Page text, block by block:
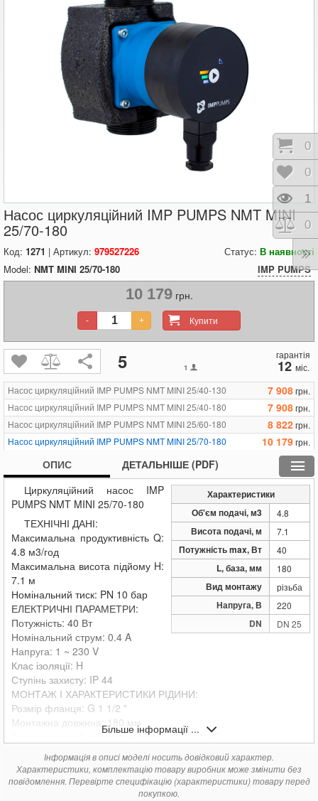
Насос циркуляційний IMP PUMPS NMT MINI
25/70-180
Код: 1271 | Артикул: 979527226 Статус: В наявності
Model: NMT MINI 25/70-180 IMP PUMPS
10 179грн.
Купити
- +
5 1
гарантія
12 міс.
Насос циркуляційний IMP PUMPS NMT MINI 25/40-130
7 908грн.
Насос циркуляційний IMP PUMPS NMT MINI 25/40-180
7 908грн.
Насос циркуляційний IMP PUMPS NMT MINI 25/60-180
8 822грн.
Насос циркуляційний IMP PUMPS NMT MINI 25/70-180
10 179грн.
Насос циркуляційний IMP PUMPS NMT MINI 25/80-180
16 677грн.
Насос циркуляційний IMP PUMPS NMT MINI 32/70-180
15 556грн.
Насос циркуляційний IMP PUMPS NMT MINI 32/80-180
12 726
Насос циркуляційний IMP PUMPS NMT MINI 32/100-180
21 680
ОПИС ДЕТАЛЬНІШЕ (PDF)
Характеристики
Об'єм подачі, м3
4.8
Висота подачі, м 7.1
Потужність max, Вт 40
L, база, мм 180
Вид монтажу різьба
Напруга, В 220
DN DN 25
Циркуляційний насос IMP
PUMPS NMT MINI 25/70-180
ТЕХНІЧНІ ДАНІ:
Максимальна продуктивність Q:
4.8 м3/год
Максимальна висота підйому H:
7.1 м
Номінальний тиск: PN 10 бар
ЕЛЕКТРИЧНІ ПАРАМЕТРИ:
Потужність: 40 Вт
Номінальний струм: 0.4 A
Напруга: 1 ~ 230 V
Клас ізоляції: H
Ступінь захисту: IP 44
МОНТАЖ І ХАРАКТЕРИСТИКИ РІДИНИ:
Розмір фланця: G 1 1/2 "
Монтажна довжина: 180 мм
Температурний діапазон рідини: -10 + 110 C
Діапазон робочої температури: 0 + 40 C
МАТЕРІАЛИ:
Робоче колесо: noryl (норіл)
Матеріал корпусу: сірий чавун
Більше інформації ...
Інформація в описі моделі носить довідковий характер.
Характеристики, комплектацію товару виробник може змінити без
повідомлення. Перевірте специфікацію (характеристики) товару перед
покупкою.
0
0
1
0